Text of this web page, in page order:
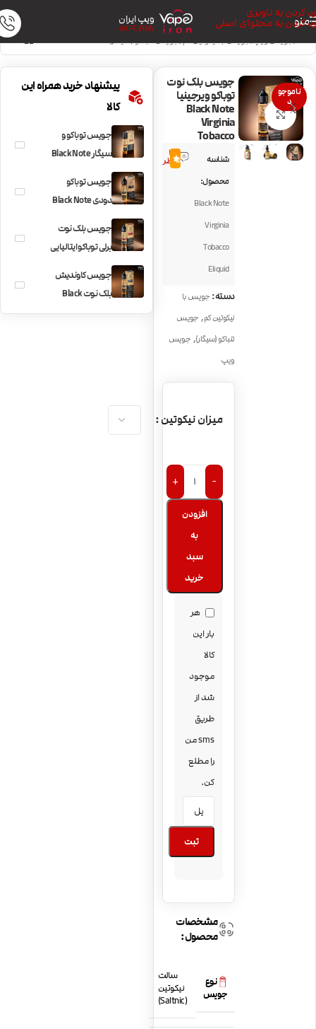
رد کردن به ناوبری
رد کردن به محتوای اصلی
منو ویپ ایران
VAPE IRAN
خانه/جویس ویپ/جویس با نیکوتین کم/جویس تنباکو (سیگار)
ناموجو
د
بزرگنمایی تصویر
جویس بلک نوت
توباکو ویرجینیا
Black Note
Virginia
Tobacco
شناسه
محصول:
Black Note
Virginia
Tobacco
Eliquid
3
نظر5.0
دسته: جویس با
نیکوتین کم, جویس
تنباکو (سیگار), جویس
ویپ
میزان نیکوتین
-
+
افزودن
به
سبد
خرید
هر
بار این
کالا
موجود
شد از
طریق
sms من
را مطلع
کن.
ثبت
مشخصات
محصول:
نوع
جویس
سالت
نیکوتین
(Saltnic)
پیشنهاد خرید همراه این
کالا
جویس توباکو و
سیگار Black Note
Cigar Blend
جویس توباکو
دودی Black Note
Latakia Tobacco
جویس بلک نوت
برلی توباکو ایتالیایی
Black Note Burley
Tobacco
جویس کاوندیش
بلک نوت Black
Note Cavendish